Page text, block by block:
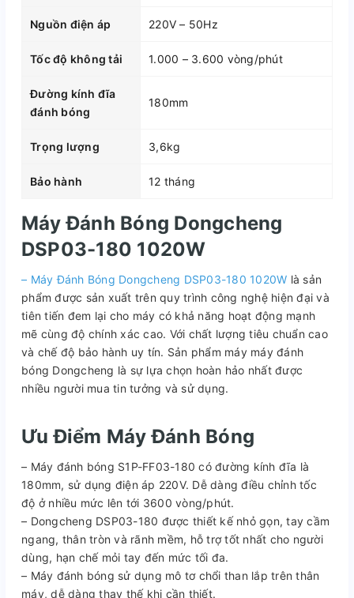
Nguồn điện áp 220V – 50Hz
Tốc độ không tải 1.000 – 3.600 vòng/phút
Đường kính đĩa
đánh bóng
180mm
Trọng lượng 3,6kg
Bảo hành 12 tháng
Máy Đánh Bóng Dongcheng
DSP03-180 1020W
– Máy Đánh Bóng Dongcheng DSP03-180 1020W là sản
phẩm được sản xuất trên quy trình công nghệ hiện đại và
tiên tiến đem lại cho máy có khả năng hoạt động mạnh
mẽ cùng độ chính xác cao. Với chất lượng tiêu chuẩn cao
và chế độ bảo hành uy tín. Sản phẩm máy máy đánh
bóng Dongcheng là sự lựa chọn hoàn hảo nhất được
nhiều người mua tin tưởng và sử dụng.
Ưu Điểm Máy Đánh Bóng
– Máy đánh bóng S1P-FF03-180 có đường kính đĩa là
180mm, sử dụng điện áp 220V. Dễ dàng điều chỉnh tốc
độ ở nhiều mức lên tới 3600 vòng/phút.
– Dongcheng DSP03-180 được thiết kế nhỏ gọn, tay cầm
ngang, thân tròn và rãnh mềm, hỗ trợ tốt nhất cho người
dùng, hạn chế mỏi tay đến mức tối đa.
– Máy đánh bóng sử dụng mô tơ chổi than lắp trên thân
máy, dễ dàng thay thế khi cần thiết.